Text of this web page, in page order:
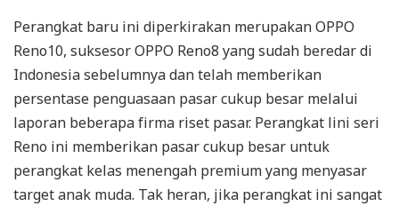
Perangkat baru ini diperkirakan merupakan OPPO
Reno10, suksesor OPPO Reno8 yang sudah beredar di
Indonesia sebelumnya dan telah memberikan
persentase penguasaan pasar cukup besar melalui
laporan beberapa firma riset pasar. Perangkat lini seri
Reno ini memberikan pasar cukup besar untuk
perangkat kelas menengah premium yang menyasar
target anak muda. Tak heran, jika perangkat ini sangat